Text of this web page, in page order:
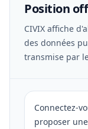
Position
CIVIX affiche
des données
transmise par
Connectez-
proposer